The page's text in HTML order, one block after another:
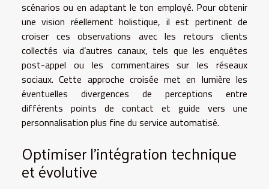
scénarios ou en adaptant le ton employé. Pour obtenir
une vision réellement holistique, il est pertinent de
croiser ces observations avec les retours clients
collectés via d’autres canaux, tels que les enquêtes
post-appel ou les commentaires sur les réseaux
sociaux. Cette approche croisée met en lumière les
éventuelles divergences de perceptions entre
différents points de contact et guide vers une
personnalisation plus fine du service automatisé.
Optimiser l’intégration technique
et évolutive